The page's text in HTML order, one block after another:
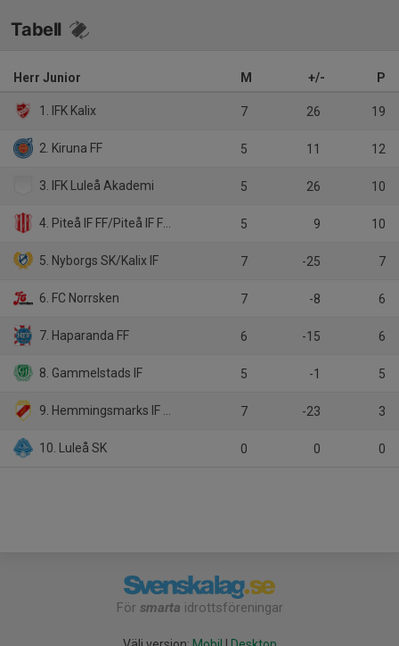
Tabell
Herr Junior M +/- P
1. IFK Kalix 7 26 19
2. Kiruna FF 5 11 12
3. IFK Luleå Akademi 5 26 10
4. Piteå IF FF/Piteå IF FF Akademi 5 9 10
5. Nyborgs SK/Kalix IF 7 -25 7
6. FC Norrsken 7 -8 6
7. Haparanda FF 6 -15 6
8. Gammelstads IF 5 -1 5
9. Hemmingsmarks IF Södra United 7 -23 3
10. Luleå SK 0 0 0
För smarta idrottsföreningar